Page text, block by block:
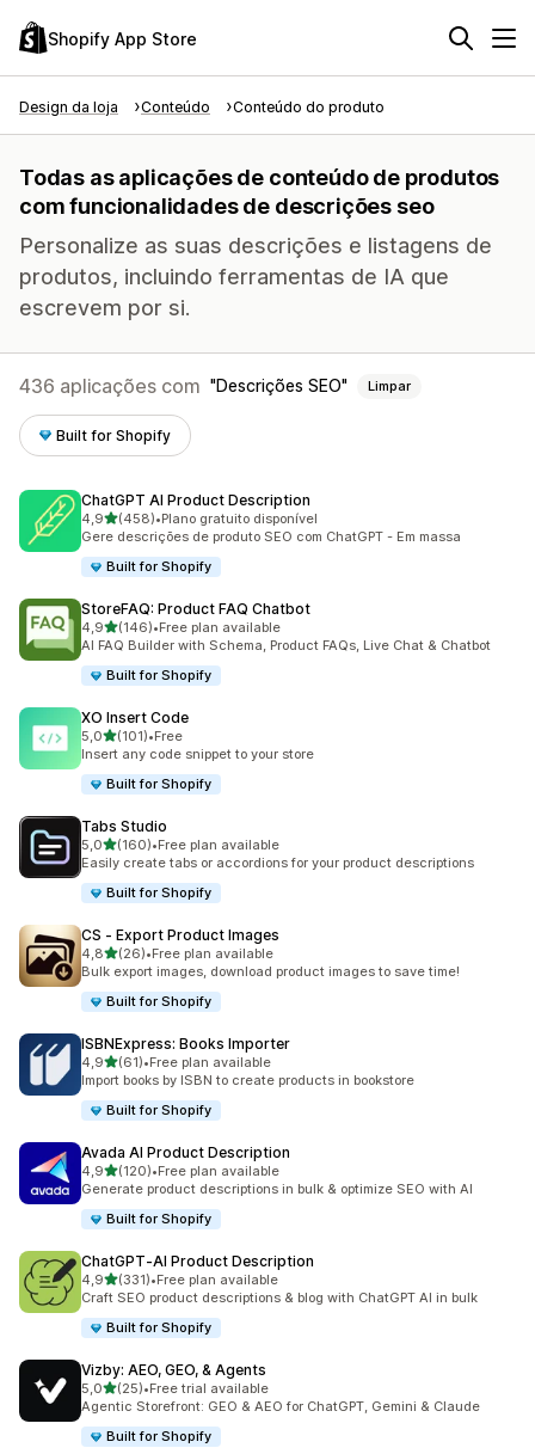
Shopify App Store
Design da loja Conteúdo Conteúdo do produto
Todas as aplicações de conteúdo de produtos
com funcionalidades de descrições seo
Personalize as suas descrições e listagens de
produtos, incluindo ferramentas de IA que
escrevem por si.
436 aplicações com Descrições SEO Limpar
Built for Shopify
ChatGPT AI Product Description
4,9de 5 estrelas
(458)
458 total de avaliações
•Plano gratuito disponível
Gere descrições de produto SEO com ChatGPT - Em massa
Built for Shopify
StoreFAQ: Product FAQ Chatbot
4,9de 5 estrelas
(146)
146 total de avaliações
•Free plan available
AI FAQ Builder with Schema, Product FAQs, Live Chat & Chatbot
Built for Shopify
XO Insert Code
5,0de 5 estrelas
(101)
101 total de avaliações
•Free
Insert any code snippet to your store
Built for Shopify
Tabs Studio
5,0de 5 estrelas
(160)
160 total de avaliações
•Free plan available
Easily create tabs or accordions for your product descriptions
Built for Shopify
CS ‑ Export Product Images
4,8de 5 estrelas
(26)
26 total de avaliações
•Free plan available
Bulk export images, download product images to save time!
Built for Shopify
ISBNExpress: Books Importer
4,9de 5 estrelas
(61)
61 total de avaliações
•Free plan available
Import books by ISBN to create products in bookstore
Built for Shopify
Avada AI Product Description
4,9de 5 estrelas
(120)
120 total de avaliações
•Free plan available
Generate product descriptions in bulk & optimize SEO with AI
Built for Shopify
ChatGPT‑AI Product Description
4,9de 5 estrelas
(331)
331 total de avaliações
•Free plan available
Craft SEO product descriptions & blog with ChatGPT AI in bulk
Built for Shopify
Vizby: AEO, GEO, & Agents
5,0de 5 estrelas
(25)
25 total de avaliações
•Free trial available
Agentic Storefront: GEO & AEO for ChatGPT, Gemini & Claude
Built for Shopify